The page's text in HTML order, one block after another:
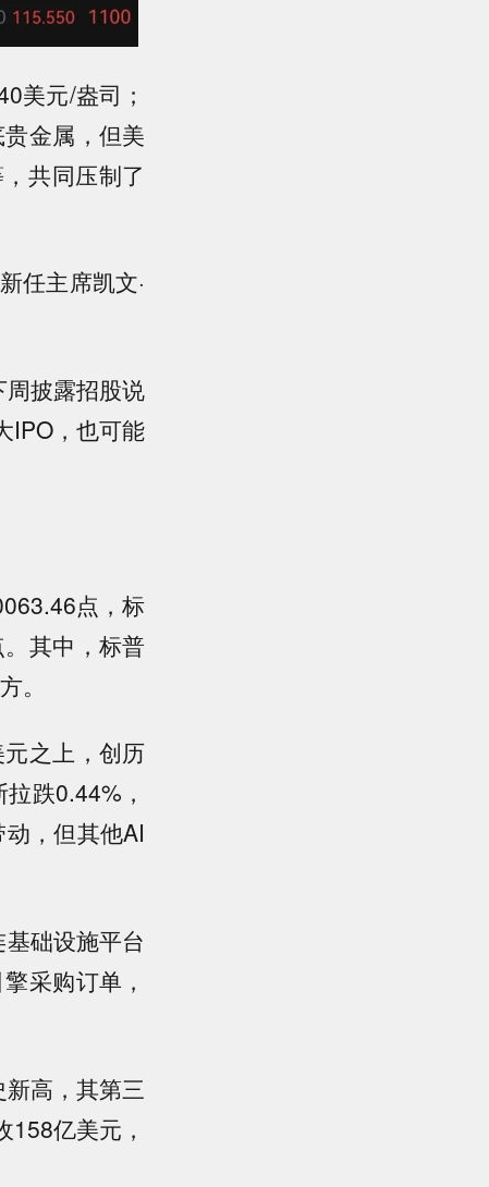
美元/盎司；
金属，但美
共同压制了
任主席凯文·
披露招股说
IPO，也可能
点，标
其中，标普
。
之上，创历
跌0.44%，
，但其他AI
础设施平台
采购订单，
高，其第三
亿美元，